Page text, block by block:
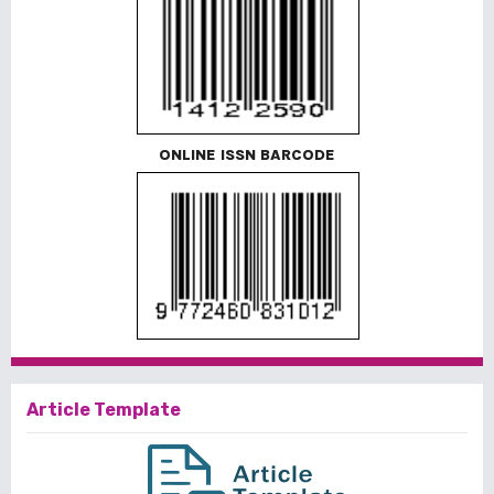
ONLINE ISSN BARCODE
Article Template